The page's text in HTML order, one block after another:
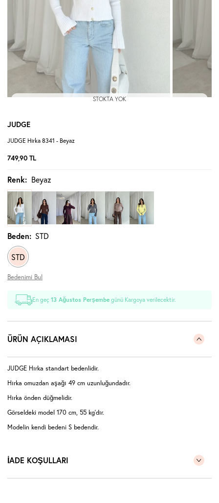
STOKTA YOK
JUDGE
JUDGE Hırka 8341 - Beyaz
749,90 TL
Renk: Beyaz
Beden: STD
STD
Bedenimi Bul
En geç13 Ağustos Perşembe günü Kargoya verilecektir.
ÜRÜN AÇIKLAMASI
JUDGE Hırka standart bedenlidir.
Hırka omuzdan aşağı 49 cm uzunluğundadır.
Hırka önden düğmelidir.
Görseldeki model 170 cm, 55 kg'dır.
Modelin kendi bedeni S bedendir.
İADE KOŞULLARI